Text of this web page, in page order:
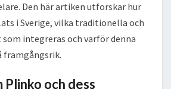
Den här artiken utforskar hur
i Sverige, vilka traditionella och
integreras och varför denna
framgångsrik.
och dess